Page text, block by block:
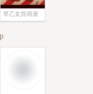
早乙女异闻录